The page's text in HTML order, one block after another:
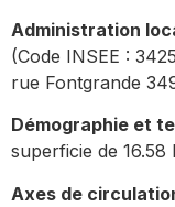
Administration
(Code INSEE :
rue Fontgrande
Démographie et
superficie de 16.58
Axes de